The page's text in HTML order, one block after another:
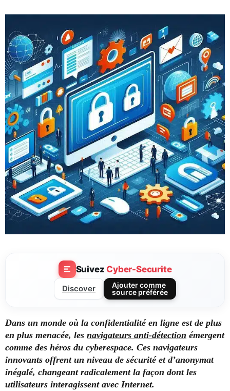
SuivezCyber-Securite
Discover
Ajouter comme
source préférée
Dans un monde où la confidentialité en ligne est de plus
en plus menacée, les navigateurs anti-détection émergent
comme des héros du cyberespace. Ces navigateurs
innovants offrent un niveau de sécurité et d’anonymat
inégalé, changeant radicalement la façon dont les
utilisateurs interagissent avec Internet.